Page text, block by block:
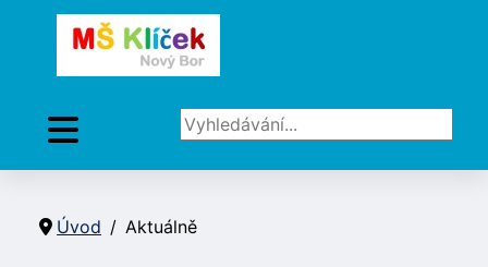
Vyhledávání...
Úvod Aktuálně